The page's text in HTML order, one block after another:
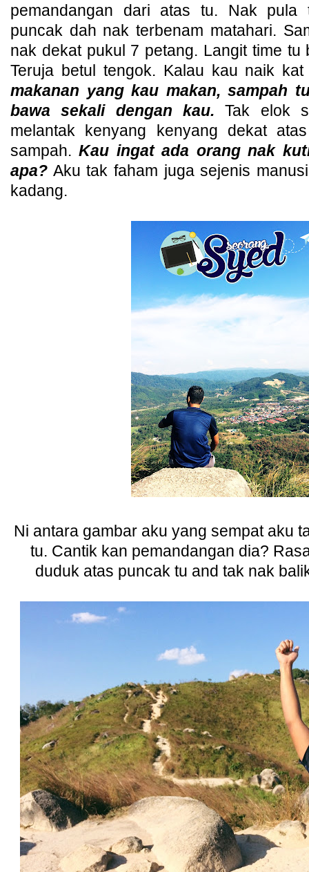
pemandangan dari atas tu. Nak pula
puncak dah nak terbenam matahari.
nak dekat pukul 7 petang. Langit time tu
Teruja betul tengok. Kalau kau naik
makanan yang kau makan, sampah
bawa sekali dengan kau. Tak elok
melantak kenyang kenyang dekat
sampah. Kau ingat ada orang nak
apa? Aku tak faham juga sejenis
kadang.
Ni antara gambar aku yang sempat aku
tu. Cantik kan pemandangan dia?
duduk atas puncak tu and tak nak